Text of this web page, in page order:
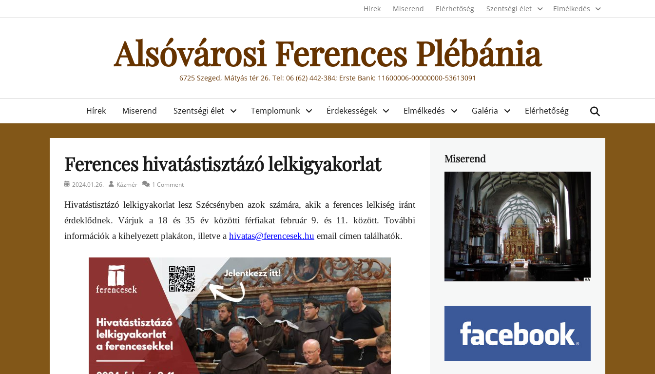
to
Header menu
Hírek Miserend Elérhetőség Szentségi élet Elmélkedés
Alsóvárosi Ferences Plébánia
6725 Szeged, Mátyás tér 26. Tel: 06 (62) 442-384; Erste Bank: 11600006-00000000-53613091
Primary
menu
Hírek Miserend Szentségi élet Templomunk Érdekességek Elmélkedés Galéria Elérhetőség
Ferences hivatástisztázó lelkigyakorlat
Posted2024.01.26. AuthorKázmér 1 Comment
Hivatástisztázó lelkigyakorlat lesz Szécsényben azok számára, akik a ferences lelkiség iránt
érdeklődnek. Várjuk a 18 és 35 év közötti férfiakat február 9. és 11. között. További
információk a kihelyezett plakáton, illetve a hivatas@ferencesek.hu email címen találhatók.
Miserend